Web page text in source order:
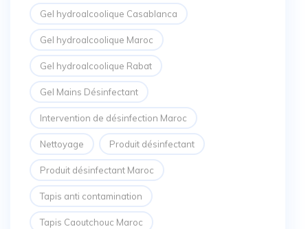
Gel hydroalcoolique Casablanca
Gel hydroalcoolique Maroc
Gel hydroalcoolique Rabat
Gel Mains Désinfectant
Intervention de désinfection Maroc
Nettoyage Produit désinfectant
Produit désinfectant Maroc
Tapis anti contamination
Tapis Caoutchouc Maroc